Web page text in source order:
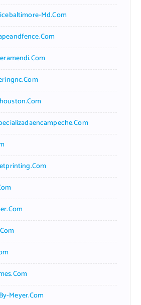
Md.com
Meyer.com